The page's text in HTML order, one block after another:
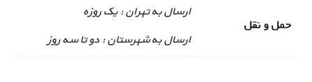
حمل و نقل
ارسال به تهران : یک روزه
ارسال به شهرستان : دو تا سه روز